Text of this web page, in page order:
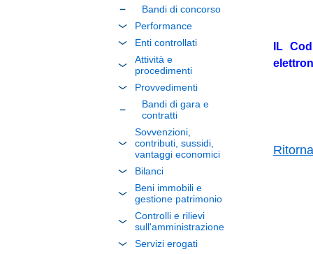
Bandi di concorso
Performance
Enti controllati
Attività e
procedimenti
Provvedimenti
Bandi di gara e
contratti
Sovvenzioni,
contributi, sussidi,
vantaggi economici
Bilanci
Beni immobili e
gestione patrimonio
Controlli e rilievi
sull'amministrazione
Servizi erogati
IL